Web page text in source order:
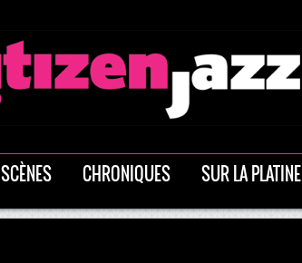
SCÈNES CHRONIQUES SUR LA PLATINE